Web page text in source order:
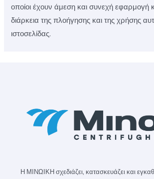
οποίοι έχουν άμεση και συνεχή εφαρμογή
διάρκεια της πλοήγησης και της χρήσης
ιστοσελίδας.
Η ΜΙΝΩΙΚΗ σχεδιάζει, κατασκευάζει και